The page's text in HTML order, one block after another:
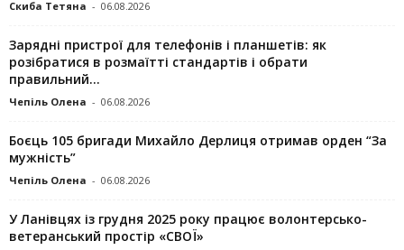
Скиба Тетяна - 06.08.2026
Зарядні пристрої для телефонів і планшетів: як
розібратися в розмаїтті стандартів і обрати
правильний...
Чепіль Олена - 06.08.2026
Боєць 105 бригади Михайло Дерлиця отримав орден “За
мужність”
Чепіль Олена - 06.08.2026
У Ланівцях із грудня 2025 року працює волонтерсько-
ветеранський простір «СВОЇ»